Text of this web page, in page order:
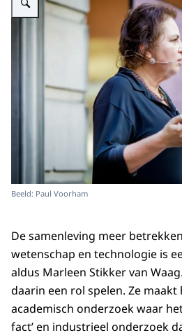
Beeld: Paul Voorham
De samenleving meer
wetenschap en technologie is
aldus Marleen Stikker van
daarin een rol spelen. Ze
academisch onderzoek waar
fact’ en industrieel onderzoek